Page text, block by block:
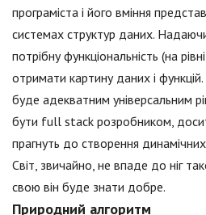
програміста і його вміння
системах структур даних. Надаючи
потрібну функціональність (на
отримати картину даних і функцій.
буде адекватним універсальним
бути full stack розробником,
прагнуть до створення
Світ, звичайно, не впаде до ніг
свою він буде знати добре.
Природний алгоритм